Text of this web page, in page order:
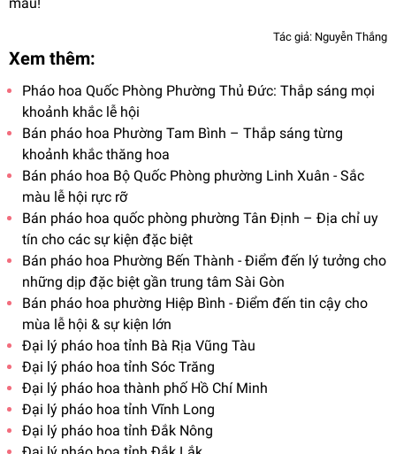
Tác giả: Nguyễn Thắng
Xem thêm:
Pháo hoa Quốc Phòng Phường Thủ Đức: Thắp sáng mọi
khoảnh khắc lễ hội
Bán pháo hoa Phường Tam Bình – Thắp sáng từng
khoảnh khắc thăng hoa
Bán pháo hoa Bộ Quốc Phòng phường Linh Xuân - Sắc
màu lễ hội rực rỡ
Bán pháo hoa quốc phòng phường Tân Định – Địa chỉ uy
tín cho các sự kiện đặc biệt
Bán pháo hoa Phường Bến Thành - Điểm đến lý tưởng cho
những dịp đặc biệt gần trung tâm Sài Gòn
Bán pháo hoa phường Hiệp Bình - Điểm đến tin cậy cho
mùa lễ hội & sự kiện lớn
Đại lý pháo hoa tỉnh Bà Rịa Vũng Tàu
Đại lý pháo hoa tỉnh Sóc Trăng
Đại lý pháo hoa thành phố Hồ Chí Minh
Đại lý pháo hoa tỉnh Vĩnh Long
Đại lý pháo hoa tỉnh Đắk Nông